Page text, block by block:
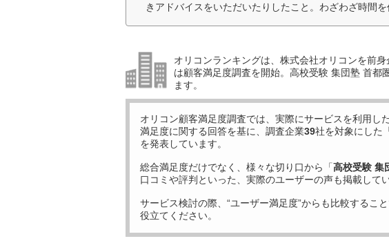
きアドバイスをいただいたりしたこと。わざわざ時間
オリコンランキングは、株式会社オリコンを前
は顧客満足度調査を開始。高校受験 集団塾 首都
ます。
オリコン顧客満足度調査では、実際にサービスを利用した
満足度に関する回答を基に、調査企業39社を対象にした
を発表しています。
総合満足度だけでなく、様々な切り口から「高校受験 集
口コミや評判といった、実際のユーザーの声も掲載してい
サービス検討の際、“ユーザー満足度”からも比較するこ
役立てください。